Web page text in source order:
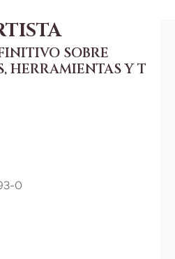
SOBRE
HERRAMIENTAS Y T
0